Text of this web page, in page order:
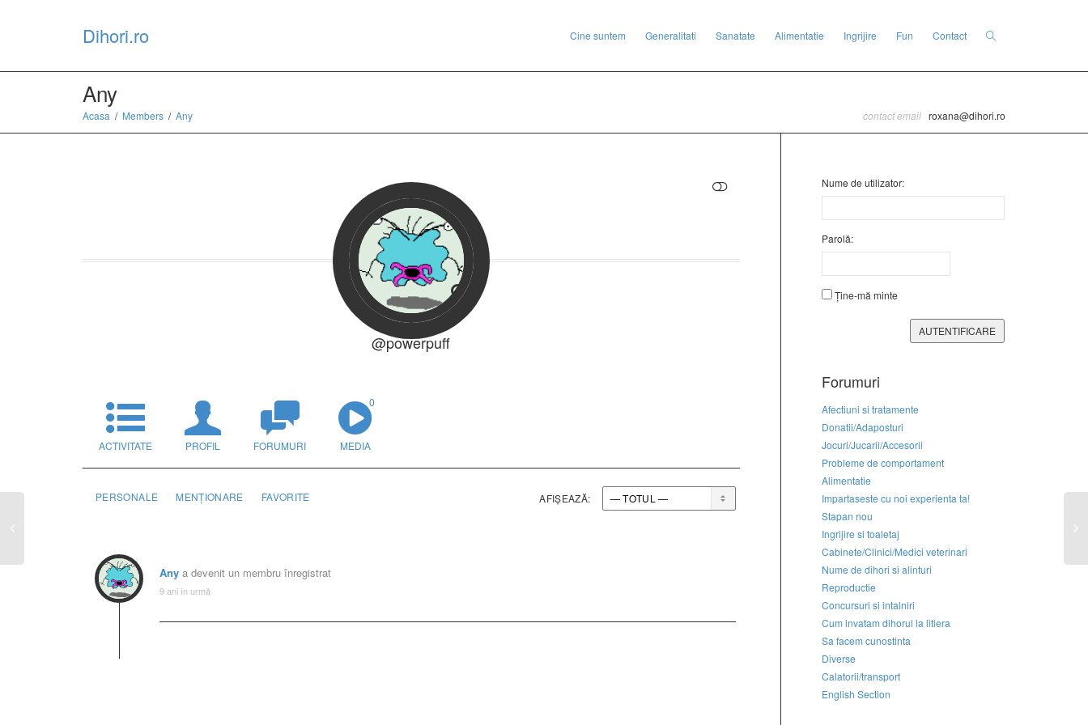
Dihori.ro Cine suntem Generalitati Sanatate Alimentatie Ingrijire Fun Contact
Any
Acasa Members Any contact email roxana@dihori.ro
@powerpuff
ACTIVITATE PROFIL FORUMURI MEDIA
0
PERSONALE MENȚIONARE FAVORITE AFIȘEAZĂ:
Any a devenit un membru înregistrat
9 ani în urmă
Nume de utilizator:
Parolă:
Ține-mă minte
AUTENTIFICARE
Forumuri
Afectiuni si tratamente
Donatii/Adaposturi
Jocuri/Jucarii/Accesorii
Probleme de comportament
Alimentatie
Impartaseste cu noi experienta ta!
Stapan nou
Ingrijire si toaletaj
Cabinete/Clinici/Medici veterinari
Nume de dihori si alinturi
Reproductie
Concursuri si intalniri
Cum invatam dihorul la litiera
Sa facem cunostinta
Diverse
Calatorii/transport
English Section